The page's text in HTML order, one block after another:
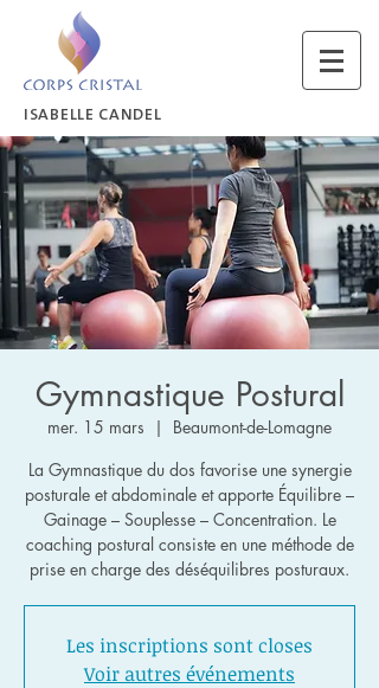
ISABELLE CANDEL
Gymnastique Postural
mer. 15 mars
  |
Beaumont-de-Lomagne
La Gymnastique du dos favorise une synergie
posturale et abdominale et apporte Équilibre –
Gainage – Souplesse – Concentration. Le
coaching postural consiste en une méthode de
Les inscriptions sont closes
Voir autres événements